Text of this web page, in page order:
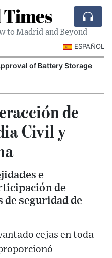
to Madrid and Beyond
ESPAÑOL
of Battery Storage
de
Civil y
e
de
de seguridad de
cejas en toda